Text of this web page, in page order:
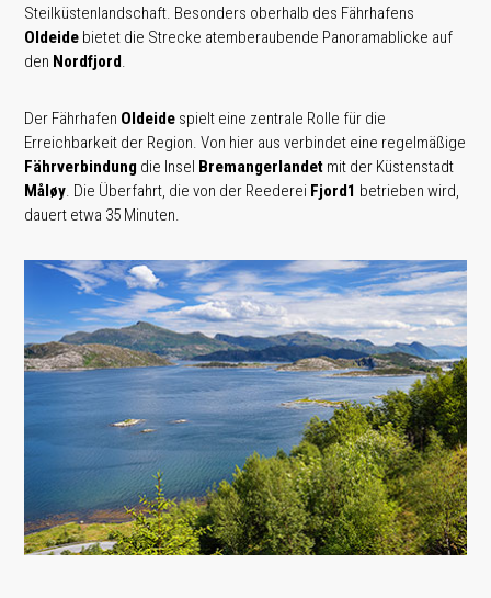
Steilküstenlandschaft. Besonders oberhalb des Fährhafens
Oldeide bietet die Strecke atemberaubende Panoramablicke auf
den Nordfjord
Der Fährhafen Oldeide spielt eine zentrale Rolle für die
Erreichbarkeit der Region. Von hier aus verbindet eine regelmäßige
Fährverbindung die Insel Bremangerlandet mit der Küstenstadt
Måløy . Die Überfahrt, die von der Reederei Fjord1 betrieben wird,
dauert etwa 35 Minuten.